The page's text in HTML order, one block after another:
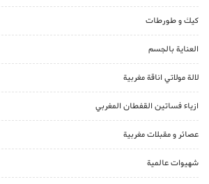
كيك و طورطات
العناية بالجسم
لالة مولاتي اناقة مغربية
ازياء فساتين القفطان المغربي
عصائر و مقبلات مغربية
شهيوات عالمية